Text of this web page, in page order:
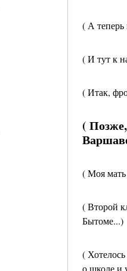
( А теперь
( И тут к
( Итак,
(
( Моя мать
( Второй
Бытоме...)
(
о школе и